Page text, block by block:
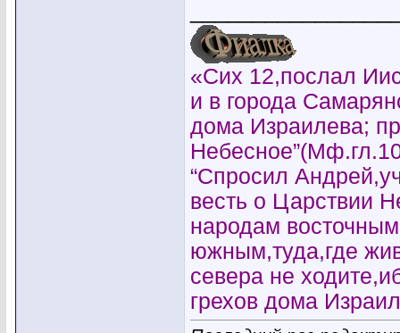
«Сих 12,послал
и в города
дома Израилева;
“Спросил
весть о Царствии
народам
южным,туда,где
севера не
грехов дома